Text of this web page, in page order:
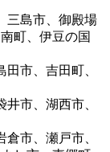
三島市、御殿場
町、伊豆の国
市、吉田町、
市、湖西市、
市、瀬戸市、